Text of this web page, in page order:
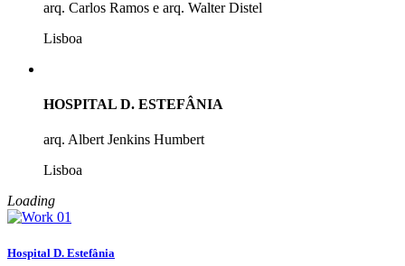
arq. Carlos Ramos e arq. Walter Distel
Lisboa
HOSPITAL D. ESTEFÂNIA
arq. Albert Jenkins Humbert
Lisboa
Loading
Hospital D. Estefânia